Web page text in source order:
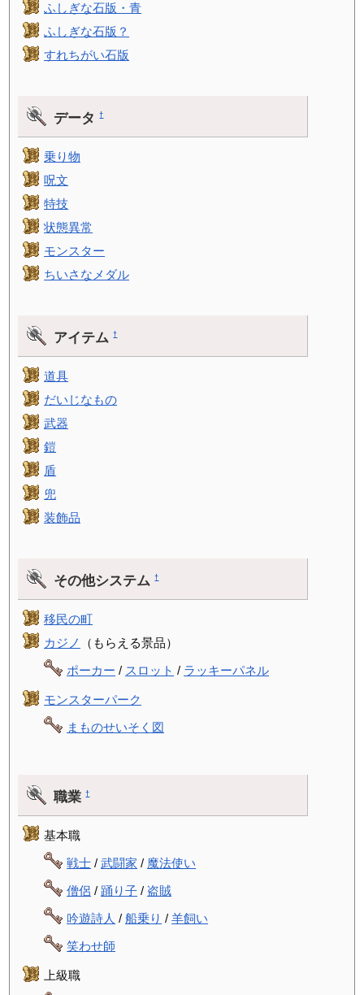
ふしぎな石版・青
ふしぎな石版？
すれちがい石版
データ†
乗り物
呪文
特技
状態異常
モンスター
ちいさなメダル
アイテム†
道具
だいじなもの
武器
鎧
盾
兜
装飾品
その他システム†
移民の町
カジノ
（もらえる景品）
ポーカー / スロット / ラッキーパネル
モンスターパーク
まものせいそく図
職業†
基本職
戦士 /武闘家 / 魔法使い
僧侶 / 踊り子 / 盗賊
吟遊詩人 /船乗り /羊飼い
笑わせ師
上級職